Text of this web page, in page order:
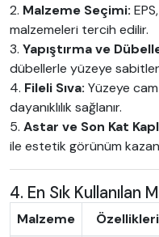
Malzeme Seçimi:
malzemeleri tercih edilir.
Yapıştırma ve
dübellerle yüzeye
Fileli Sıva: Yüzeye
dayanıklılık sağlanır.
Astar ve Son Kat
ile estetik görünüm
4. En Sık
Malzeme Özellikleri